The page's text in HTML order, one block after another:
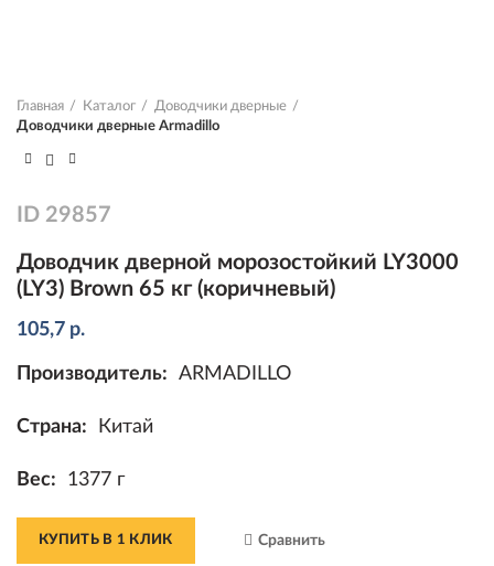
Главная Каталог
Доводчики дверные
Доводчики дверные Armadillo
ID 29857
Доводчик дверной морозостойкий LY3000
(LY3) Brown 65 кг (коричневый)
105,7 р.
Производитель: ARMADILLO
Страна: Китай
Вес: 1377 г
КУПИТЬ В 1 КЛИК Сравнить